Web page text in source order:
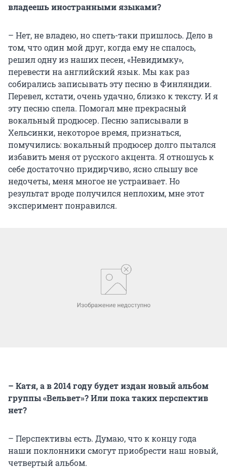
владеешь иностранными языками?
– Нет, не владею, но спеть-таки пришлось. Дело в
том, что один мой друг, когда ему не спалось,
решил одну из наших песен, «Невидимку»,
перевести на английский язык. Мы как раз
собирались записывать эту песню в Финляндии.
Перевел, кстати, очень удачно, близко к тексту. И я
эту песню спела. Помогал мне прекрасный
вокальный продюсер. Песню записывали в
Хельсинки, некоторое время, признаться,
помучились: вокальный продюсер долго пытался
избавить меня от русского акцента. Я отношусь к
себе достаточно придирчиво, ясно слышу все
недочеты, меня многое не устраивает. Но
результат вроде получился неплохим, мне этот
эксперимент понравился.
– Катя, а в 2014 году будет издан новый альбом
группы «Вельвет»? Или пока таких перспектив
нет?
– Перспективы есть. Думаю, что к концу года
наши поклонники смогут приобрести наш новый,
четвертый альбом.